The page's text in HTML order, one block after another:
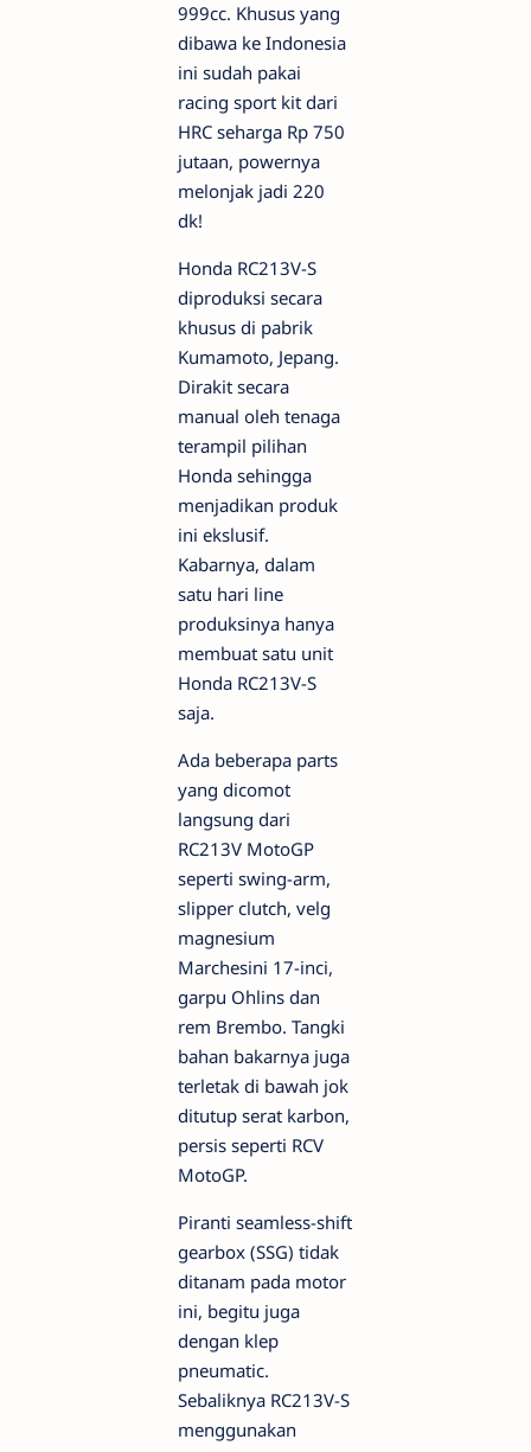
999cc. Khusus yang
dibawa ke Indonesia
ini sudah pakai
racing sport kit dari
HRC seharga Rp 750
jutaan, powernya
melonjak jadi 220
dk!
Honda RC213V-S
diproduksi secara
khusus di pabrik
Kumamoto, Jepang.
Dirakit secara
manual oleh tenaga
terampil pilihan
Honda sehingga
menjadikan produk
ini ekslusif.
Kabarnya, dalam
satu hari line
produksinya hanya
membuat satu unit
Honda RC213V-S
saja.
Ada beberapa parts
yang dicomot
langsung dari
RC213V MotoGP
seperti swing-arm,
slipper clutch, velg
magnesium
Marchesini 17-inci,
garpu Ohlins dan
rem Brembo. Tangki
bahan bakarnya juga
terletak di bawah jok
ditutup serat karbon,
persis seperti RCV
MotoGP.
Piranti seamless-shift
gearbox (SSG) tidak
ditanam pada motor
ini, begitu juga
dengan klep
pneumatic.
Sebaliknya RC213V-S
menggunakan